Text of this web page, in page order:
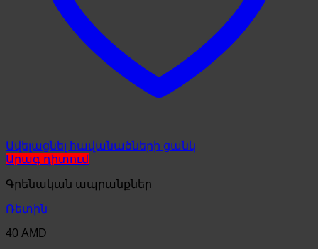
Ավելացնել հավանածների ցանկ
Արագ դիտում
Գրենական ապրանքներ
Ռետին
40 AMD